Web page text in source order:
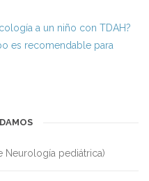
a un niño con TDAH?
es recomendable para
Neurología pediátrica)